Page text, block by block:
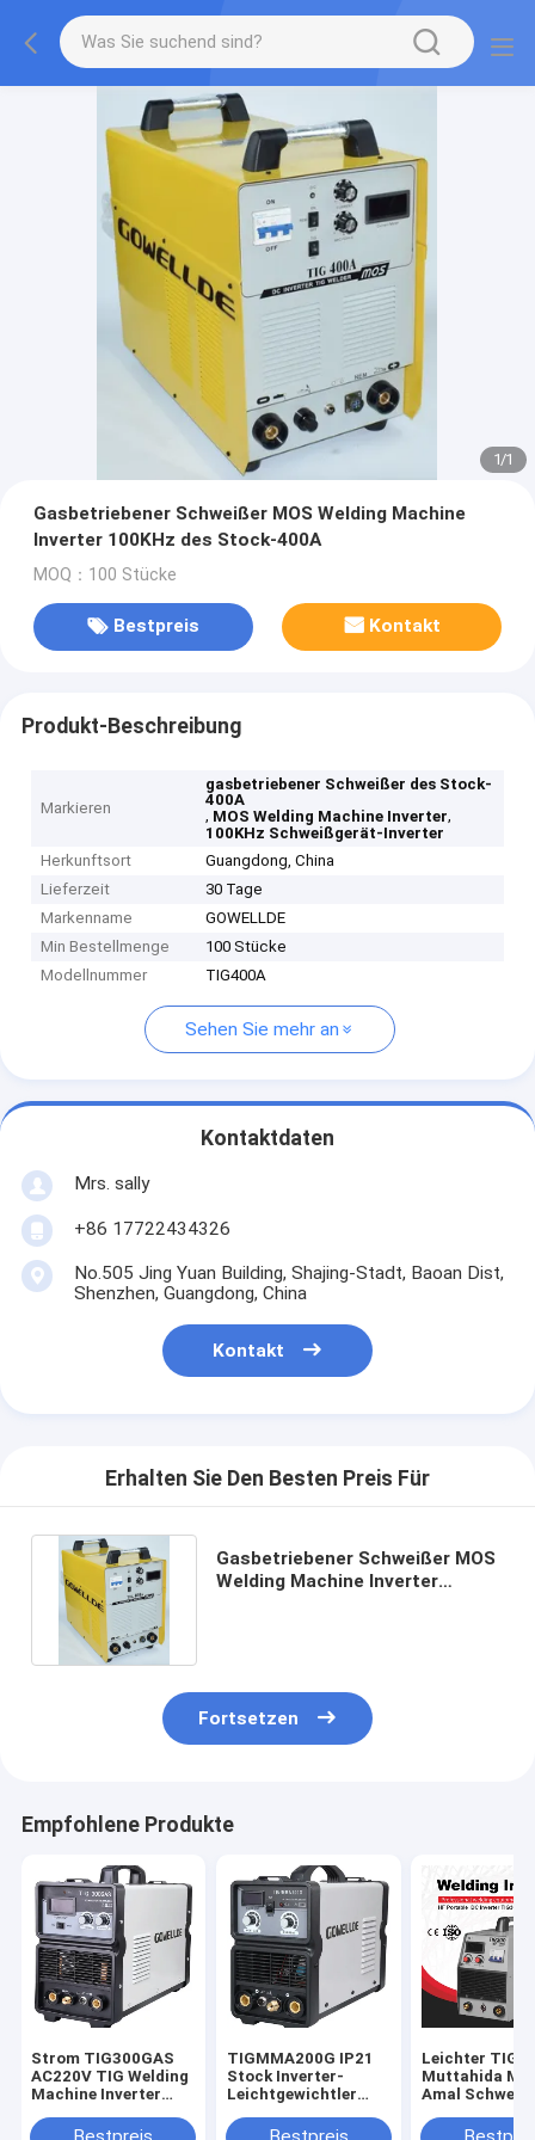
1/1
Gasbetriebener Schweißer MOS Welding Machine
Inverter 100KHz des Stock-400A
MOQ：100 Stücke
Bestpreis Kontakt
Produkt-Beschreibung
Markieren
gasbetriebener Schweißer des Stock-
400A
, MOS Welding Machine Inverter,
100KHz Schweißgerät-Inverter
Herkunftsort
Guangdong, China
Lieferzeit
30 Tage
Markenname
GOWELLDE
Min Bestellmenge
100 Stücke
Modellnummer
TIG400A
Sehen Sie mehr an
Kontaktdaten
Mrs. sally
+86 17722434326
No.505 Jing Yuan Building, Shajing-Stadt, Baoan Dist,
Shenzhen, Guangdong, China
Kontakt
Erhalten Sie Den Besten Preis Für
Gasbetriebener Schweißer MOS
Welding Machine Inverter
Fortsetzen
Empfohlene Produkte
Strom TIG300GAS
AC220V TIG Welding
Machine Inverter
TIGMMA200G IP21
Stock Inverter-
Leichtgewichtler
Majlis-e-Amal
Leichter TIG-
Muttahida
Amal
Stock